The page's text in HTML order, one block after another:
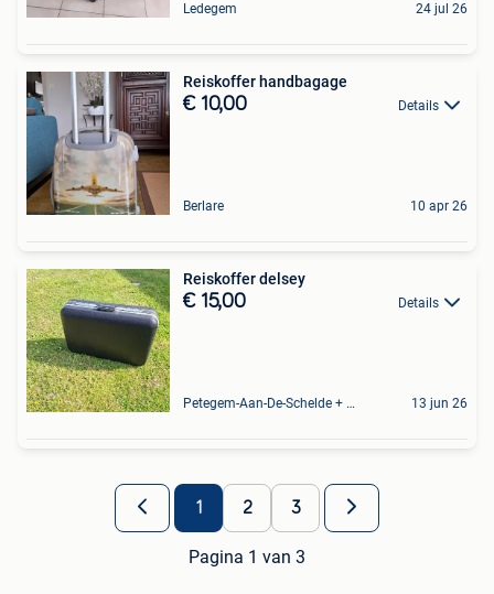
Ledegem 24 jul 26
Reiskoffer handbagage
€ 10,00 Details
Berlare 10 apr 26
Reiskoffer delsey
€ 15,00 Details
Petegem-Aan-De-Schelde + Deel Van Oudenaarde 13 jun 26
1 2 3
Pagina 1 van 3